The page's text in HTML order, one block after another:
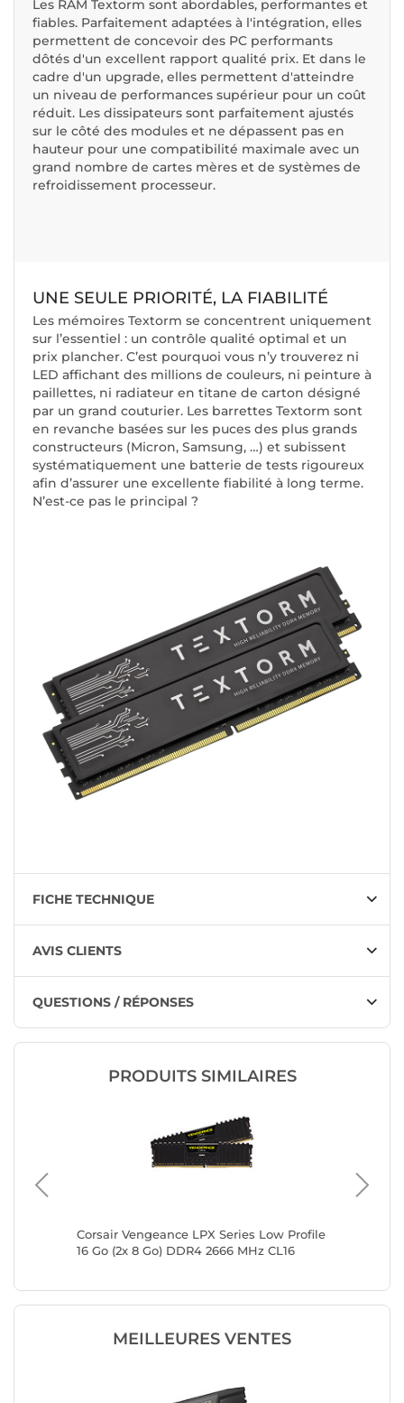
Les RAM Textorm sont abordables, performantes et
fiables. Parfaitement adaptées à l'intégration, elles
permettent de concevoir des PC performants
dôtés d'un excellent rapport qualité prix. Et dans le
cadre d'un upgrade, elles permettent d'atteindre
un niveau de performances supérieur pour un coût
réduit. Les dissipateurs sont parfaitement ajustés
sur le côté des modules et ne dépassent pas en
hauteur pour une compatibilité maximale avec un
grand nombre de cartes mères et de systèmes de
refroidissement processeur.
UNE SEULE PRIORITÉ, LA FIABILITÉ
Les mémoires Textorm se concentrent uniquement
sur l’essentiel : un contrôle qualité optimal et un
prix plancher. C’est pourquoi vous n’y trouverez ni
LED affichant des millions de couleurs, ni peinture à
paillettes, ni radiateur en titane de carton désigné
par un grand couturier. Les barrettes Textorm sont
en revanche basées sur les puces des plus grands
constructeurs (Micron, Samsung, …) et subissent
systématiquement une batterie de tests rigoureux
afin d’assurer une excellente fiabilité à long terme.
N’est-ce pas le principal ?
FICHE TECHNIQUE
AVIS CLIENTS
QUESTIONS / RÉPONSES
PRODUITS SIMILAIRES
Corsair Vengeance LPX Series Low Profile
16 Go (2x 8 Go) DDR4 2666 MHz CL16
MEILLEURES VENTES